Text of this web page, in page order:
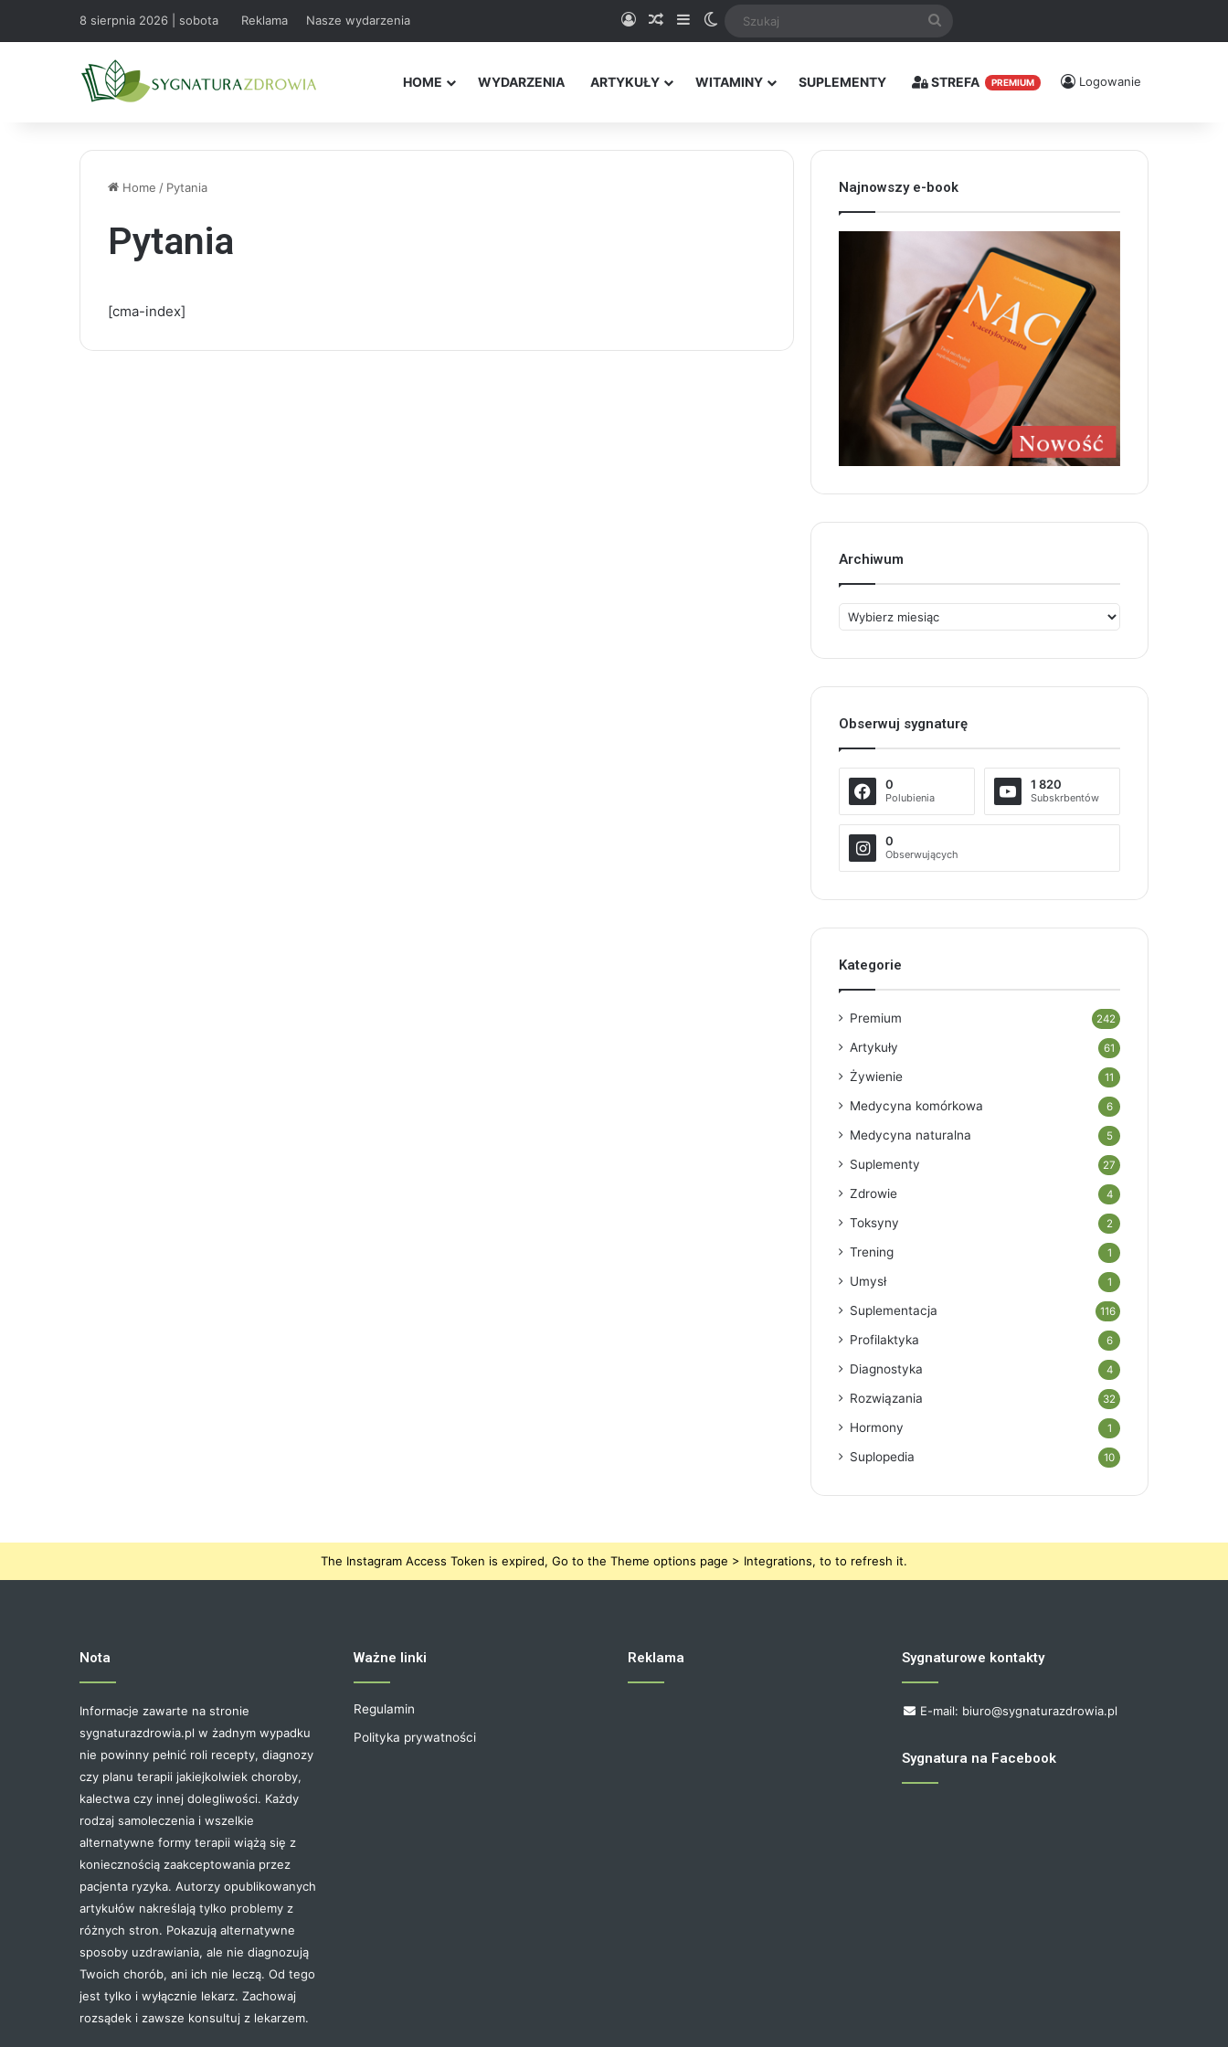
8 sierpnia 2026 | sobota Reklama Nasze wydarzenia Logowanie
Random Article
SidebarSwitch skin
HOME WYDARZENIA ARTYKUŁY WITAMINY SUPLEMENTY STREFA PREMIUM Logowanie
Home / Pytania
Pytania
[cma-index]
Najnowszy e-book
Archiwum
Archiwum
Obserwuj sygnaturę
0
Polubienia
1 820
Subskrbentów
0
Obserwujących
Kategorie
Premium 242
Artykuły 61
Żywienie 11
Medycyna komórkowa 6
Medycyna naturalna 5
Suplementy 27
Zdrowie 4
Toksyny 2
Trening 1
Umysł 1
Suplementacja 116
Profilaktyka 6
Diagnostyka 4
Rozwiązania 32
Hormony 1
Suplopedia 10
The Instagram Access Token is expired, Go to the Theme options page > Integrations, to to refresh it.
Nota
Informacje zawarte na stronie
sygnaturazdrowia.pl w żadnym wypadku
nie powinny pełnić roli recepty, diagnozy
czy planu terapii jakiejkolwiek choroby,
kalectwa czy innej dolegliwości. Każdy
rodzaj samoleczenia i wszelkie
alternatywne formy terapii wiążą się z
koniecznością zaakceptowania przez
pacjenta ryzyka. Autorzy opublikowanych
artykułów nakreślają tylko problemy z
różnych stron. Pokazują alternatywne
sposoby uzdrawiania, ale nie diagnozują
Twoich chorób, ani ich nie leczą. Od tego
jest tylko i wyłącznie lekarz. Zachowaj
rozsądek i zawsze konsultuj z lekarzem.
Ważne linki
Regulamin
Polityka prywatności
Reklama Sygnaturowe kontakty
E-mail: biuro@sygnaturazdrowia.pl
Sygnatura na Facebook